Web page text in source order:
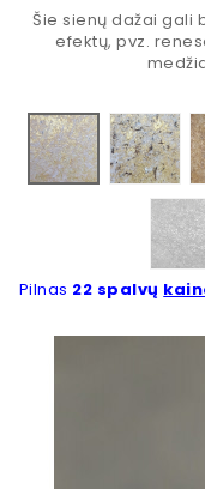
Šie sienų dažai gali
efektų, pvz.
506A1
506B1
Pilnas 22 spalvų